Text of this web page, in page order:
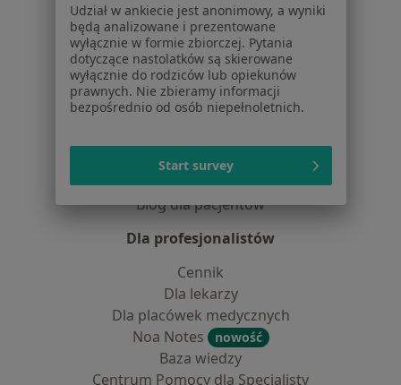
Dla pacjentów
Lekarze
Placówki medyczne
Pytania i odpowiedzi
Usługi i zabiegi
Pomoc
Aplikacje mobilne
Blog dla pacjentów
Dla profesjonalistów
Cennik
Dla lekarzy
Dla placówek medycznych
Noa Notes
nowość
Baza wiedzy
Centrum Pomocy dla Specjalisty
Udział w ankiecie jest anonimowy, a wyniki
będą analizowane i prezentowane
wyłącznie w formie zbiorczej. Pytania
dotyczące nastolatków są skierowane
wyłącznie do rodziców lub opiekunów
prawnych. Nie zbieramy informacji
bezpośrednio od osób niepełnoletnich.
Start survey